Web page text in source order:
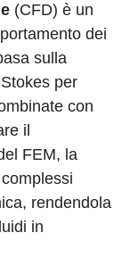
(CFD) è un
dei
sulla
per
con
il
FEM, la
rendendola
in